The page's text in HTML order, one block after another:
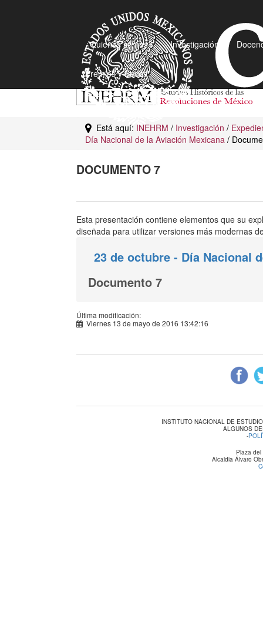
¿Quiénes somos? Investigación
Premios y Becas
Está aquí: INEHRM / Investigación /
Día Nacional de la Aviación Mexicana /
DOCUMENTO 7
Esta presentación contiene elementos que su
diseñada para utilizar versiones más modernas
23 de octubre - Día Nacional
Documento 7
Última modificación:
Viernes 13 de mayo de 2016 13:42:16
INSTITUTO NACIONAL DE
ALGUNOS
-
Plaza
Alcaldia Álvaro